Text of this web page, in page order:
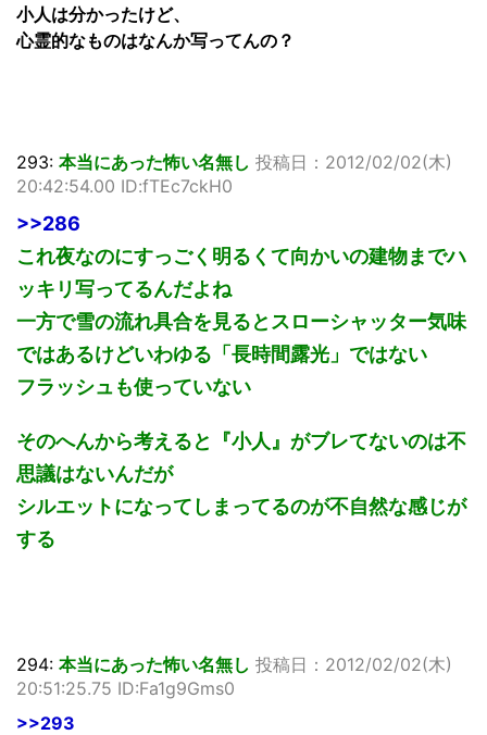
小人は分かったけど、
心霊的なものはなんか写ってんの？
293: 本当にあった怖い名無し 投稿日：2012/02/02(木)
20:42:54.00 ID:fTEc7ckH0
>>286
これ夜なのにすっごく明るくて向かいの建物までハ
ッキリ写ってるんだよね
一方で雪の流れ具合を見るとスローシャッター気味
ではあるけどいわゆる「長時間露光」ではない
フラッシュも使っていない
そのへんから考えると『小人』がブレてないのは不
思議はないんだが
シルエットになってしまってるのが不自然な感じが
する
294: 本当にあった怖い名無し 投稿日：2012/02/02(木)
20:51:25.75 ID:Fa1g9Gms0
>>293